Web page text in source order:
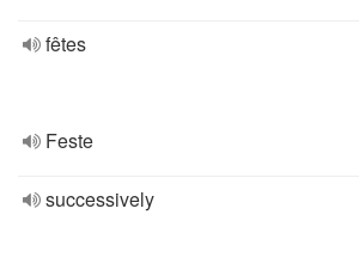
fêtes
Feste
successively